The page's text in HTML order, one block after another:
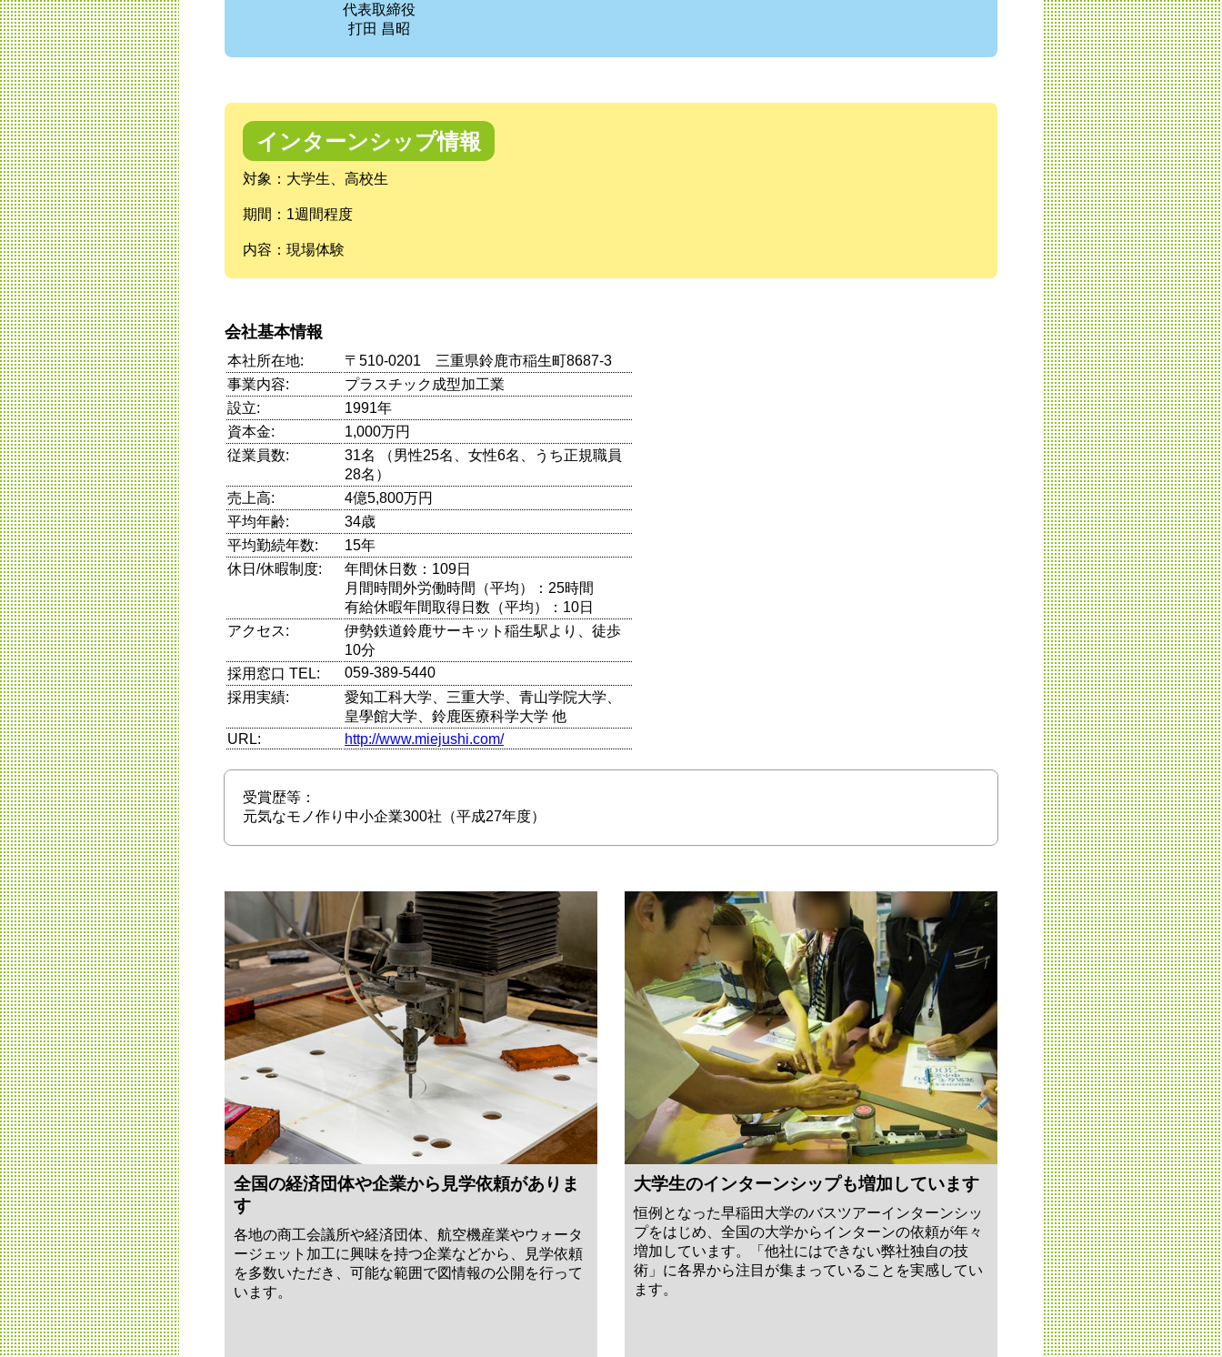
代表取締役
打田 昌昭
インターンシップ情報
対象：大学生、高校生
期間：1週間程度
内容：現場体験
会社基本情報
本社所在地:
〒510-0201 三重県鈴鹿市稲生町8687-3
事業内容:
プラスチック成型加工業
設立:
1991年
資本金:
1,000万円
従業員数:
31名 （男性25名、女性6名、うち正規職員
28名）
売上高:
4億5,800万円
平均年齢:
34歳
平均勤続年数:
15年
休日/休暇制度:
年間休日数：109日
月間時間外労働時間（平均）：25時間
有給休暇年間取得日数（平均）：10日
アクセス:
伊勢鉄道鈴鹿サーキット稲生駅より、徒歩
10分
採用窓口 TEL:
059-389-5440
採用実績:
愛知工科大学、三重大学、青山学院大学、
皇學館大学、鈴鹿医療科学大学 他
URL:
http://www.miejushi.com/
受賞歴等：
元気なモノ作り中小企業300社（平成27年度）
全国の経済団体や企業から見学依頼がありま
す
各地の商工会議所や経済団体、航空機産業やウォータ
ージェット加工に興味を持つ企業などから、見学依頼
を多数いただき、可能な範囲で図情報の公開を行って
います。
大学生のインターンシップも増加しています
恒例となった早稲田大学のバスツアーインターンシッ
プをはじめ、全国の大学からインターンの依頼が年々
増加しています。「他社にはできない弊社独自の技
術」に各界から注目が集まっていることを実感してい
ます。